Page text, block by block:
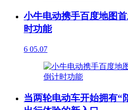
小牛电动携手百度地图
时功能
6 05.07
当两轮电动车开始拥有“